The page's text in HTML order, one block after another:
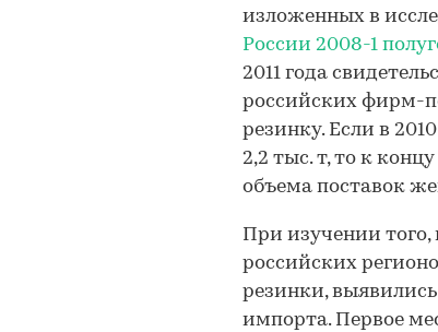
изложенных в
России 2008-1
2011 года
российских фирм-
резинку. Если в
2,2 тыс. т, то к
объема поставок
При изучении того,
российских
резинки,
импорта. Первое